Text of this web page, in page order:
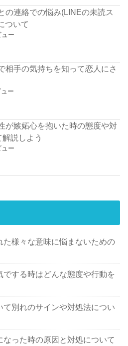
の連絡での悩み(LINEの未読ス
ついて
ー
相手の気持ちを知って恋人にさ
ー
が嫉妬心を抱いた時の態度や対
説しよう
ー
様々な意味に悩まないための
する時はどんな態度や行動を
別れのサインや対処法につい
った時の原因と対処について